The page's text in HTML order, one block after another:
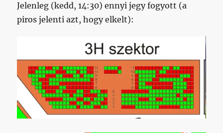
Jelenleg (kedd, 14:30) ennyi jegy fogyott (a
piros jelenti azt, hogy elkelt):